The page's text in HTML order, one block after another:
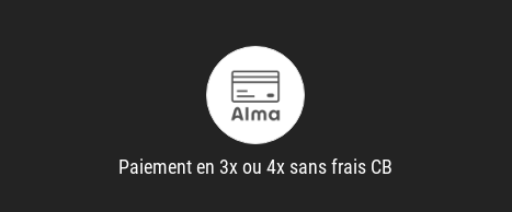
Paiement en 3x ou 4x sans frais CB